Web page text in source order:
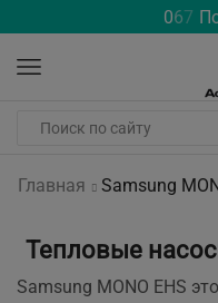
067
Главная Samsung
Тепловые
Samsung MONO EHS